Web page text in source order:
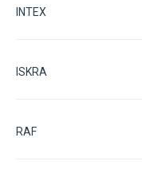
INTEX
ISKRA
RAF